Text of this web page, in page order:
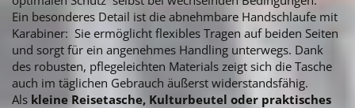
Ein besonderes Detail ist die abnehmbare Handschlaufe mit
Karabiner: Sie ermöglicht flexibles Tragen auf beiden Seiten
und sorgt für ein angenehmes Handling unterwegs. Dank
des robusten, pflegeleichten Materials zeigt sich die Tasche
auch im täglichen Gebrauch äußerst widerstandsfähig.
Als kleine Reisetasche, Kulturbeutel oder praktisches